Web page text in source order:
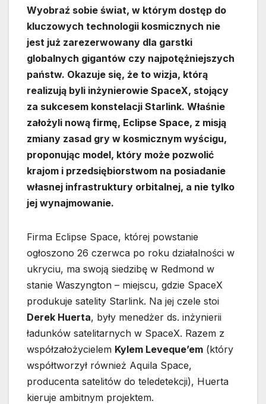
Wyobraź sobie świat, w którym dostęp do
kluczowych technologii kosmicznych nie
jest już zarezerwowany dla garstki
globalnych gigantów czy najpotężniejszych
państw. Okazuje się, że to wizja, którą
realizują byli inżynierowie SpaceX, stojący
za sukcesem konstelacji Starlink. Właśnie
założyli nową firmę, Eclipse Space, z misją
zmiany zasad gry w kosmicznym wyścigu,
proponując model, który może pozwolić
krajom i przedsiębiorstwom na posiadanie
własnej infrastruktury orbitalnej, a nie tylko
jej wynajmowanie.
Firma Eclipse Space, której powstanie
ogłoszono 26 czerwca po roku działalności w
ukryciu, ma swoją siedzibę w Redmond w
stanie Waszyngton – miejscu, gdzie SpaceX
produkuje satelity Starlink. Na jej czele stoi
Derek Huerta, były menedżer ds. inżynierii
ładunków satelitarnych w SpaceX. Razem z
współzałożycielem Kylem Leveque’em (który
współtworzył również Aquila Space,
producenta satelitów do teledetekcji), Huerta
kieruje ambitnym projektem.